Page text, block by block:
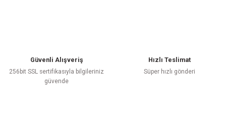
Güvenli Alışveriş
256bit SSL sertifikasıyla bilgileriniz
güvende
Hızlı Teslimat
Süper hızlı gönderi